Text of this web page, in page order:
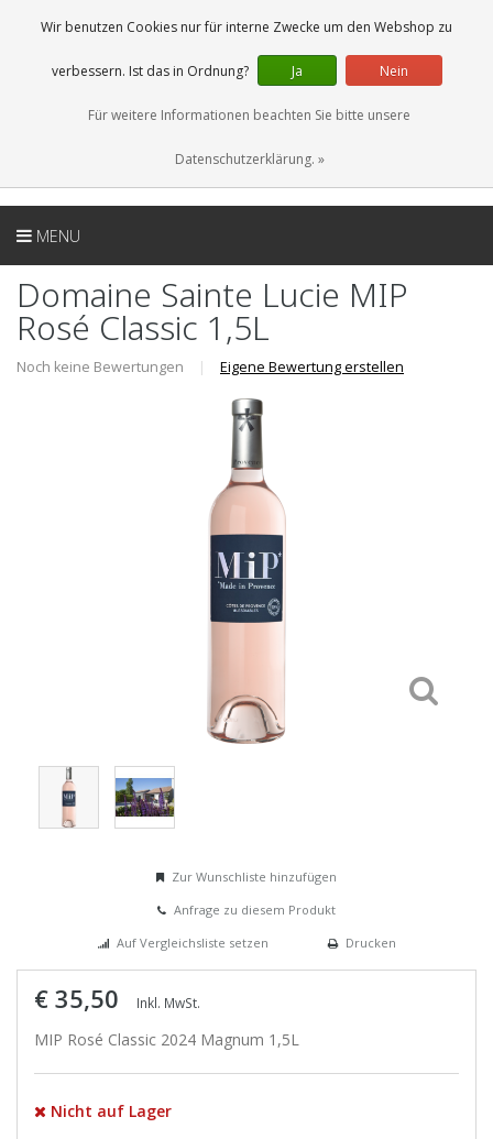
0 Artikel
DE
MENU
Domaine Sainte Lucie MIP
Rosé Classic 1,5L
Noch keine Bewertungen | Eigene Bewertung erstellen
Zur Wunschliste hinzufügen
Anfrage zu diesem Produkt
Auf Vergleichsliste setzen
Drucken
€ 35,50 Inkl. MwSt.
MIP Rosé Classic 2024 Magnum 1,5L
Nicht auf Lager
Wir benutzen Cookies nur für interne Zwecke um den Webshop zu
verbessern. Ist das in Ordnung? Ja Nein
Für weitere Informationen beachten Sie bitte unsere
Datenschutzerklärung. »